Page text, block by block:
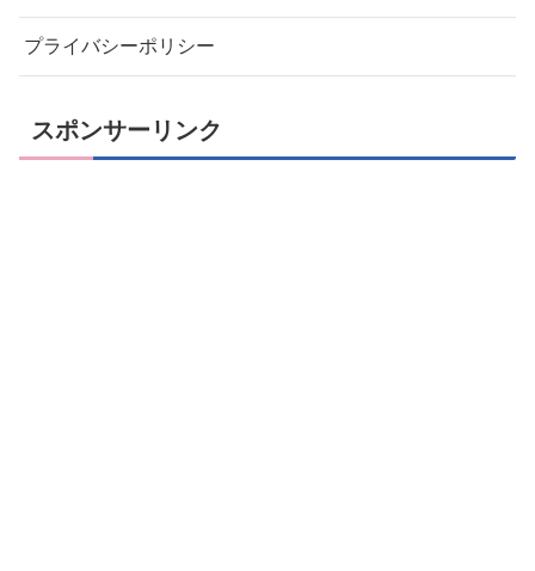
プライバシーポリシー
スポンサーリンク